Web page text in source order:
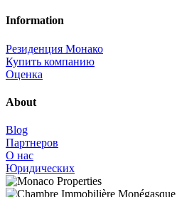
Information
Резиденция Монако
Купить компанию
Оценка
About
Blog
Партнеров
О нас
Юридических